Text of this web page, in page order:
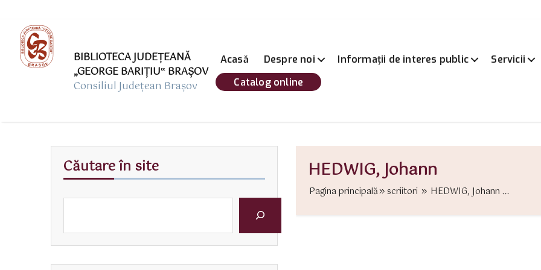
BIBLIOTECA JUDEȚEANĂ
„GEORGE BARIŢIU‟ BRAŞOV
Consiliul Județean Brașov
Acasă Despre noi Informații de interes public Servicii
Catalog online
HEDWIG, Johann
Pagina principală scriitori HEDWIG, Johann ...
Căutare în site